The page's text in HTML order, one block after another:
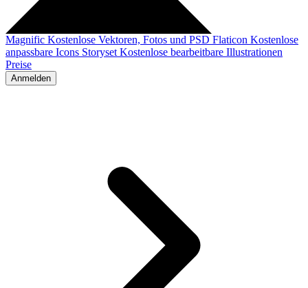
Magnific Kostenlose Vektoren, Fotos und PSD Flaticon Kostenlose
anpassbare Icons Storyset Kostenlose bearbeitbare Illustrationen
Preise
Anmelden